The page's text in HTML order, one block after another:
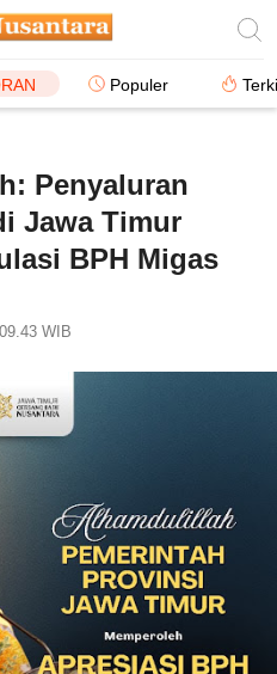
Populer
Penyaluran
Jawa Timur
BPH Migas
WIB